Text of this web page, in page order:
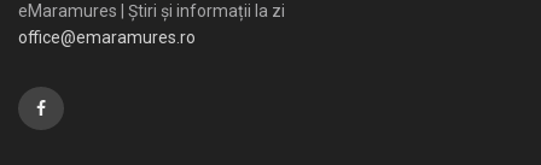
eMaramures | Știri și informații la zi
office@emaramures.ro